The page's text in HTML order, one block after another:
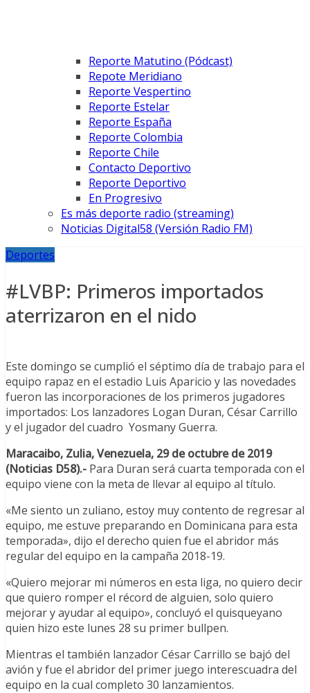
Reporte Matutino (Pódcast)
Repote Meridiano
Reporte Vespertino
Reporte Estelar
Reporte España
Reporte Colombia
Reporte Chile
Contacto Deportivo
Reporte Deportivo
En Progresivo
Es más deporte radio (streaming)
Noticias Digital58 (Versión Radio FM)
Deportes
#LVBP: Primeros importados
aterrizaron en el nido
Este domingo se cumplió el séptimo día de trabajo para el
equipo rapaz en el estadio Luis Aparicio y las novedades
fueron las incorporaciones de los primeros jugadores
importados: Los lanzadores Logan Duran, César Carrillo
y el jugador del cuadro Yosmany Guerra.
Maracaibo, Zulia, Venezuela, 29 de octubre de 2019
(Noticias D58).- Para Duran será cuarta temporada con el
equipo viene con la meta de llevar al equipo al título.
«Me siento un zuliano, estoy muy contento de regresar al
equipo, me estuve preparando en Dominicana para esta
temporada», dijo el derecho quien fue el abridor más
regular del equipo en la campaña 2018-19.
«Quiero mejorar mi números en esta liga, no quiero decir
que quiero romper el récord de alguien, solo quiero
mejorar y ayudar al equipo», concluyó el quisqueyano
quien hizo este lunes 28 su primer bullpen.
Mientras el también lanzador César Carrillo se bajó del
avión y fue el abridor del primer juego interescuadra del
equipo en la cual completo 30 lanzamientos.